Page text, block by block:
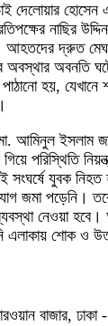
দেলোয়ার
নাছির
দ্রুত
অবস্থার অবনতি
হয়, যেখানে
আমিনুল ইসলাম
পরিস্থিতি
সংঘর্ষে যুবক
জমা পড়েনি।
নেওয়া হবে।
এলাকায় শোক ও
বাজার, ঢাকা